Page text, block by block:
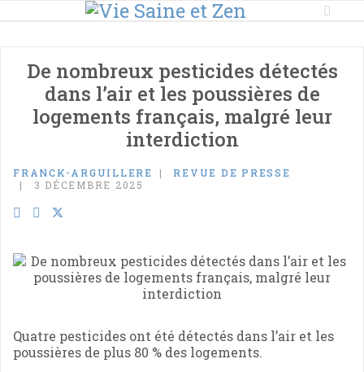
De nombreux pesticides détectés
dans l’air et les poussières de
logements français, malgré leur
interdiction
FRANCK-ARGUILLERE
REVUE DE PRESSE
3 DÉCEMBRE 2025
Quatre pesticides ont été détectés dans l’air et les
poussières de plus 80 % des logements.